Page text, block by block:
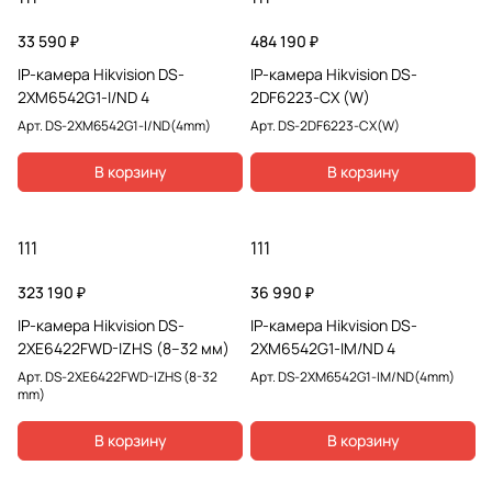
33 590 ₽
IP-камера Hikvision DS-
2XM6542G1-I/ND 4
Арт.DS-2XM6542G1-I/ND(4mm)
В корзину
484 190 ₽
IP-камера Hikvision DS-
2DF6223-CX (W)
Арт.DS-2DF6223-CX(W)
В корзину
111
323 190 ₽
IP-камера Hikvision DS-
2XE6422FWD-IZHS (8–32 мм)
Арт.DS-2XE6422FWD-IZHS (8-32
mm)
В корзину
111
36 990 ₽
IP-камера Hikvision DS-
2XM6542G1-IM/ND 4
Арт.DS-2XM6542G1-IM/ND(4mm)
В корзину